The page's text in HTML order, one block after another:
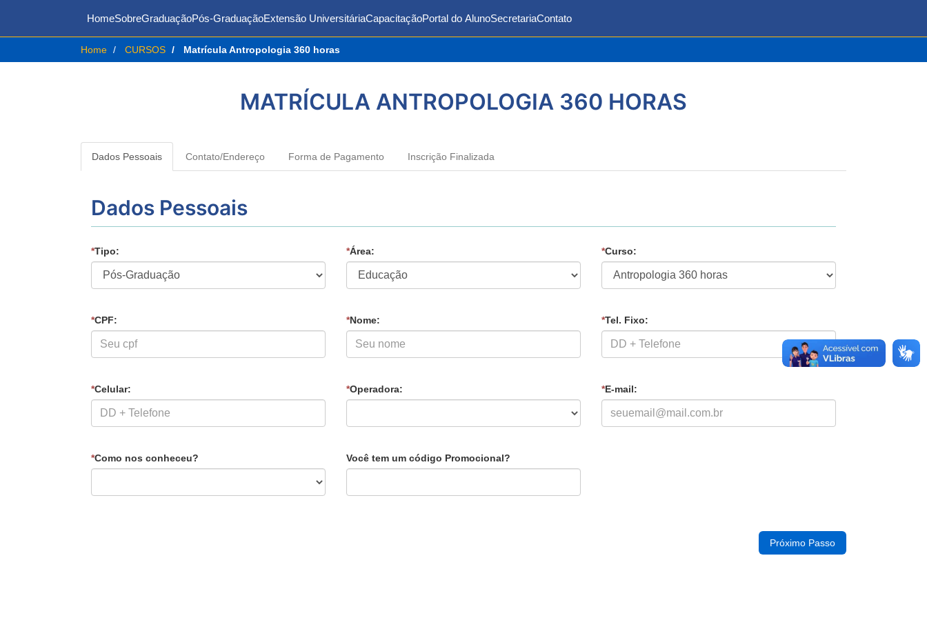
HomeSobreGraduaçãoPós-GraduaçãoExtensão UniversitáriaCapacitaçãoPortal do AlunoSecretariaContato
Home CURSOS Matrícula Antropologia 360 horas
MATRÍCULA ANTROPOLOGIA 360 HORAS
Dados Pessoais Contato/Endereço Forma de Pagamento Inscrição Finalizada
Dados Pessoais
*Tipo: *Área: *Curso:
*CPF: *Nome: *Tel. Fixo:
*Celular: *Operadora: *E-mail:
*Como nos conheceu? Você tem um código Promocional?